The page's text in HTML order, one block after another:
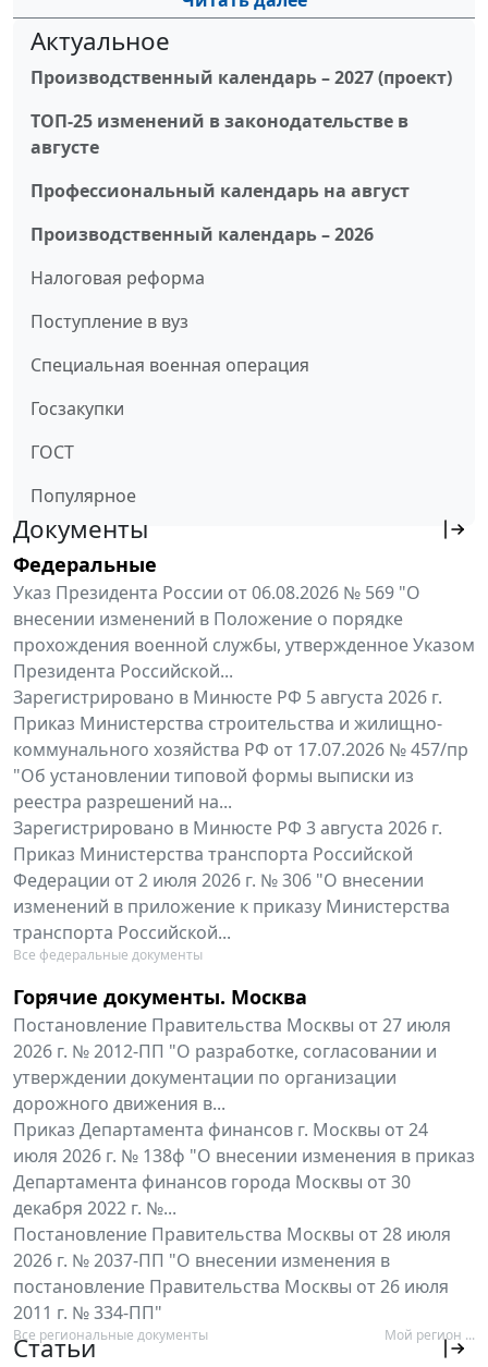
Актуальное
Производственный календарь – 2027 (проект)
ТОП-25 изменений в законодательстве в
августе
Профессиональный календарь на август
Производственный календарь – 2026
Налоговая реформа
Поступление в вуз
Специальная военная операция
Госзакупки
ГОСТ
Популярное
Документы
Федеральные
Указ Президента России от 06.08.2026 № 569 "О
внесении изменений в Положение о порядке
прохождения военной службы, утвержденное Указом
Президента Российской...
Зарегистрировано в Минюсте РФ 5 августа 2026 г.
Приказ Министерства строительства и жилищно-
коммунального хозяйства РФ от 17.07.2026 № 457/пр
"Об установлении типовой формы выписки из
реестра разрешений на...
Зарегистрировано в Минюсте РФ 3 августа 2026 г.
Приказ Министерства транспорта Российской
Федерации от 2 июля 2026 г. № 306 "О внесении
изменений в приложение к приказу Министерства
транспорта Российской...
Все федеральные документы
Горячие документы. Москва
Постановление Правительства Москвы от 27 июля
2026 г. № 2012-ПП "О разработке, согласовании и
утверждении документации по организации
дорожного движения в...
Приказ Департамента финансов г. Москвы от 24
июля 2026 г. № 138ф "О внесении изменения в приказ
Департамента финансов города Москвы от 30
декабря 2022 г. №...
Постановление Правительства Москвы от 28 июля
2026 г. № 2037-ПП "О внесении изменения в
постановление Правительства Москвы от 26 июля
2011 г. № 334-ПП"
Все региональные документы Мой регион ...
Статьи